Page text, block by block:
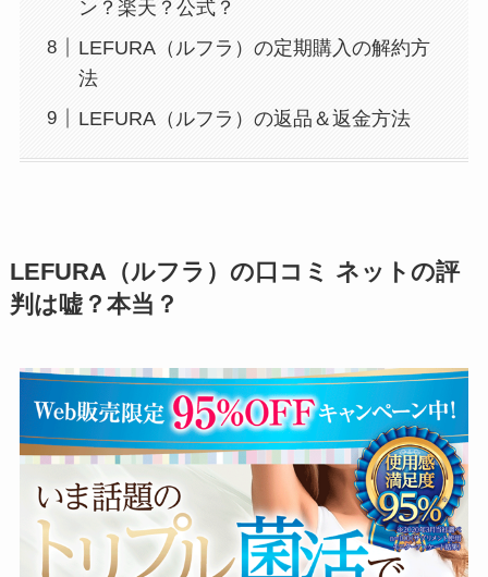
ン？楽天？公式？
LEFURA（ルフラ）の定期購入の解約方
法
LEFURA（ルフラ）の返品＆返金方法
LEFURA（ルフラ）の口コミ ネットの評
判は嘘？本当？